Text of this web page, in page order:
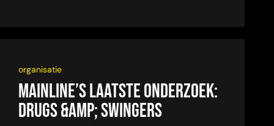
organisatie
Mainline’s laatste onderzoek:
drugs &amp; swingers